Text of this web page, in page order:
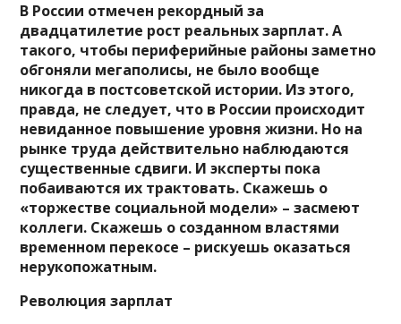
В России отмечен рекордный за
двадцатилетие рост реальных зарплат. А
такого, чтобы периферийные районы заметно
обгоняли мегаполисы, не было вообще
никогда в постсоветской истории. Из этого,
правда, не следует, что в России происходит
невиданное повышение уровня жизни. Но на
рынке труда действительно наблюдаются
существенные сдвиги. И эксперты пока
побаиваются их трактовать. Скажешь о
«торжестве социальной модели» – засмеют
коллеги. Скажешь о созданном властями
временном перекосе – рискуешь оказаться
нерукопожатным.
Революция зарплат